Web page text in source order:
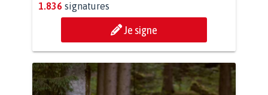
1.836 signatures
Je signe